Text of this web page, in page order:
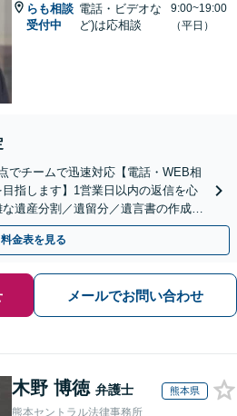
らも相談
受付中
電話・ビデオな
ど)は応相談
9:00~19:00
（平日）
でチームで迅速対応【電話・WEB相
指します】1営業日以内の返信を心
遺産分割／遺留分／遺言書の作成・
さい」【休日相談あり】
料金表を見る
メールでお問い合わせ
木野 博徳 弁護士 熊本県
熊本セントラル法律事務所